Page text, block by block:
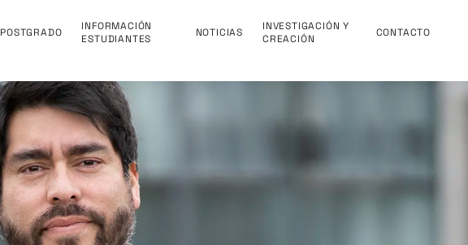
POSTGRADO
INFORMACIÓN
ESTUDIANTES
NOTICIAS
INVESTIGACIÓN Y
CREACIÓN
CONTACTO